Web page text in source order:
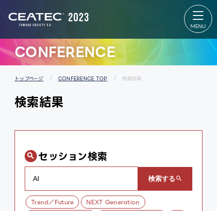
来場登録
のご案内
開催概要
過去の実
績
Exhibition
Exhibition
TOP
出展者リス
会場マップ
ップ＆ユニ
CONFERENCE
トップページ CONFERENCE TOP 検索結果
検索結果
セッション検索
Trend／Future
NEXT Generation